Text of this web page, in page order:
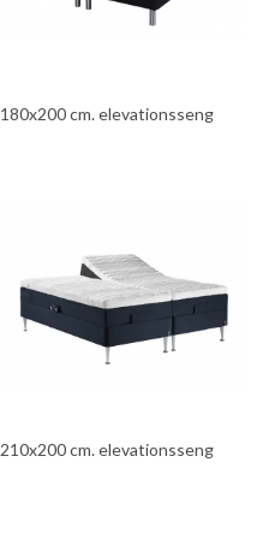
180x200 cm. elevationsseng
210x200 cm. elevationsseng